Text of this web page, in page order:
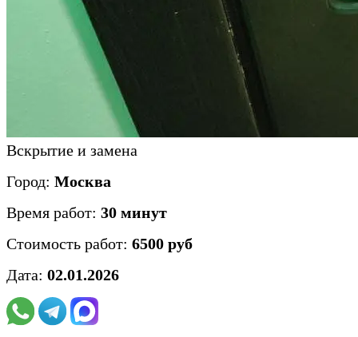
Вскрытие и замена
Город: Москва
Время работ: 30 минут
Стоимость работ: 6500 руб
Дата: 02.01.2026